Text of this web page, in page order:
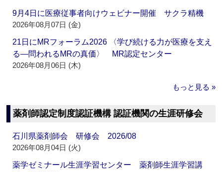
9月4日に医療従事者向けウェビナー開催 サクラ精機
2026年08月07日 (金)
21日にMRフォーラム2026 〈学び続ける力が医療を支え
る―問われるMRの真価〉 MR認定センター
2026年08月06日 (木)
もっと見る »
薬剤師認定制度認証機構 認証機関の生涯研修会
石川県薬剤師会 研修会 2026/08
2026年08月04日 (火)
薬学ゼミナール生涯学習センター 薬剤師生涯学習講